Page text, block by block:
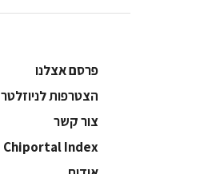
פרסם אצלנו
הצטרפות לניוזלטר
צור קשר
Chiportal Index